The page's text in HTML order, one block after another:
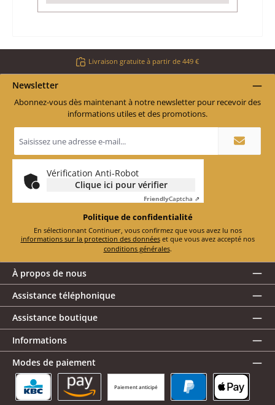
Livraison gratuite à partir de 449 €
Newsletter
Abonnez-vous dès maintenant à notre newsletter pour recevoir des
informations utiles et des promotions.
e-
mail
*
Vérification Anti-Robot
Clique ici pour vérifier
FriendlyCaptcha ⇗
Politique de confidentialité
En sélectionnant Continuer, vous confirmez que vous avez lu nos
informations sur la protection des données
et que vous avez accepté nos
conditions générales.
À propos de nous
Assistance téléphonique
Assistance boutique
Informations
Modes de paiement
Paiement anticipé